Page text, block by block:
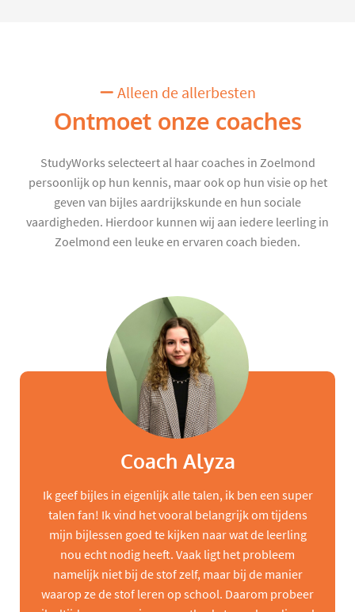
Alleen de allerbesten
Ontmoet onze coaches
StudyWorks selecteert al haar coaches in Zoelmond
persoonlijk op hun kennis, maar ook op hun visie op het
geven van bijles aardrijkskunde en hun sociale
vaardigheden. Hierdoor kunnen wij aan iedere leerling in
Zoelmond een leuke en ervaren coach bieden.
Coach Alyza
Ik geef bijles in eigenlijk alle talen, ik ben een super
talen fan! Ik vind het vooral belangrijk om tijdens
mijn bijlessen goed te kijken naar wat de leerling
nou echt nodig heeft. Vaak ligt het probleem
namelijk niet bij de stof zelf, maar bij de manier
waarop ze de stof leren op school. Daarom probeer